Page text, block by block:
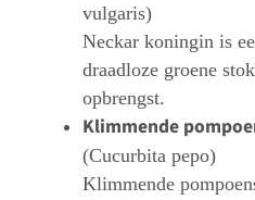
vulgaris)
Neckar koningin is
draadloze groene
opbrengst.
Klimmende
(Cucurbita pepo)
Klimmende